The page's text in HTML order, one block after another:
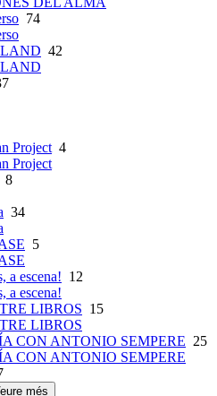
74
42
Project 4
Project
8
34
5
a escena! 12
a escena!
LIBROS 15
LIBROS
CON ANTONIO SEMPERE 25
CON ANTONIO SEMPERE
més